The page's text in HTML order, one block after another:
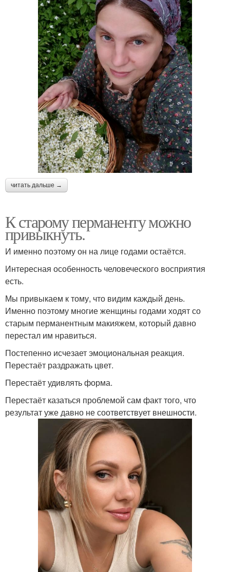
читать дальше →
К старому перманенту можно
привыкнуть.
И именно поэтому он на лице годами остаётся.
Интересная особенность человеческого восприятия
есть.
Мы привыкаем к тому, что видим каждый день.
Именно поэтому многие женщины годами ходят со
старым перманентным макияжем, который давно
перестал им нравиться.
Постепенно исчезает эмоциональная реакция.
Перестаёт раздражать цвет.
Перестаёт удивлять форма.
Перестаёт казаться проблемой сам факт того, что
результат уже давно не соответствует внешности.